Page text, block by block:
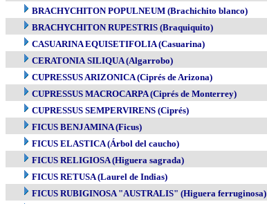
BRACHYCHITON POPULNEUM (Brachichito blanco)
BRACHYCHITON RUPESTRIS (Braquiquito)
CASUARINA EQUISETIFOLIA (Casuarina)
CERATONIA SILIQUA (Algarrobo)
CUPRESSUS ARIZONICA (Ciprés de Arizona)
CUPRESSUS MACROCARPA (Ciprés de Monterrey)
CUPRESSUS SEMPERVIRENS (Ciprés)
FICUS BENJAMINA (Ficus)
FICUS ELASTICA (Árbol del caucho)
FICUS RELIGIOSA (Higuera sagrada)
FICUS RETUSA (Laurel de Indias)
FICUS RUBIGINOSA "AUSTRALIS" (Higuera ferruginosa)